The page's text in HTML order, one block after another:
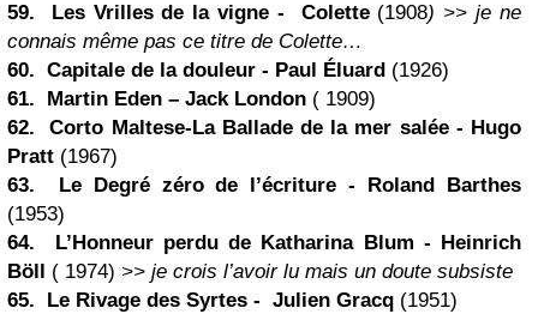
59. Les Vrilles de la vigne - Colette(1908) >> je ne
connais même pas ce titre de Colette…
60. Capitale de la douleur - Paul Éluard (1926)
61. Martin Eden – Jack London ( 1909)
62. Corto Maltese-La Ballade de la mer salée - Hugo
Pratt (1967)
63. Le Degré zéro de l’écriture - Roland Barthes
(1953)
64. L’Honneur perdu de Katharina Blum - Heinrich
Böll ( 1974) >> je crois l’avoir lu mais un doute subsiste
65. Le Rivage des Syrtes - Julien Gracq (1951)